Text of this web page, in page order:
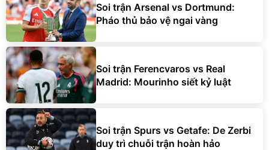
Soi trận Arsenal vs Dortmund:
Pháo thủ bảo vệ ngai vàng
Soi trận Ferencvaros vs Real
Madrid: Mourinho siết kỷ luật
Soi trận Spurs vs Getafe: De Zerbi
duy trì chuỗi trận hoàn hảo